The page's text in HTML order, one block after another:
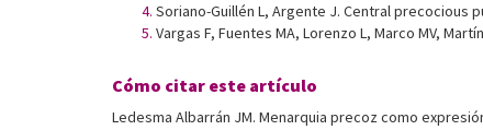
Soriano-Guillén L, Argente J. Central
Vargas F, Fuentes MA, Lorenzo L, Marco MV,
Cómo citar este artículo
Ledesma Albarrán JM. Menarquia precoz como